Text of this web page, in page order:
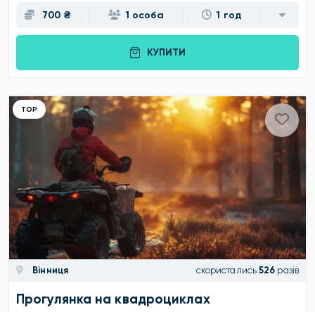
700 ₴ 1 особа 1 год
КУПИТИ
ТОР
Вінниця скористались 526 разів
Прогулянка на квадроциклах